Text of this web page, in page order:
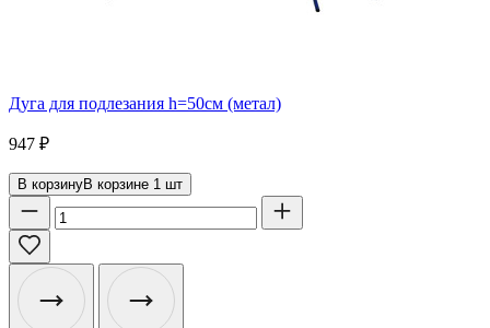
Дуга для подлезания h=50см (метал)
947 ₽
В корзинуВ корзине 1 шт